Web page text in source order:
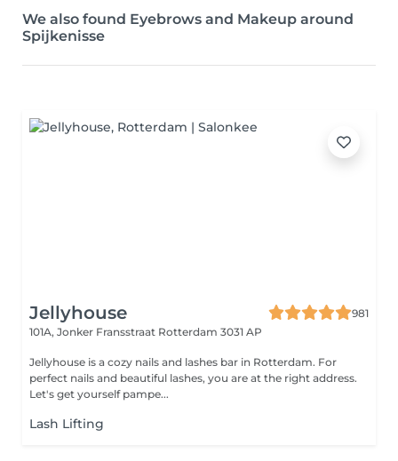
We also found Eyebrows and Makeup around
Spijkenisse
Jellyhouse
981
101A, Jonker Fransstraat Rotterdam 3031 AP
Jellyhouse is a cozy nails and lashes bar in Rotterdam. For
perfect nails and beautiful lashes, you are at the right address.
Let's get yourself pampe...
Lash Lifting